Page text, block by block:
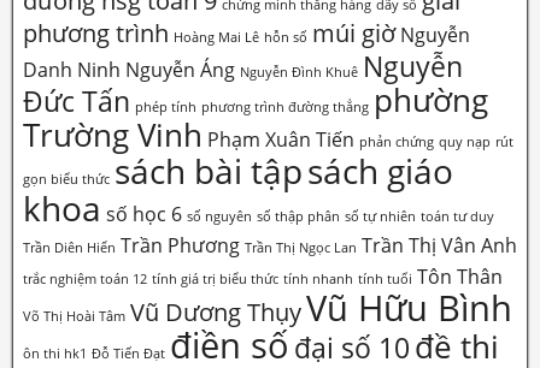
chứng minh thẳng hàng dãy số
phương trình Hoàng Mai Lê hỗn số múi giờ Nguyễn
Danh Ninh Nguyễn Áng Nguyễn Đình Khuê Nguyễn
Đức Tấn phép tính phương trình đường thẳng phường
Trường Vinh Phạm Xuân Tiến phản chứng quy nạp rút
gọn biểu thức sách bài tậpsách giáo
khoa số học 6 số nguyên số thập phân số tự nhiên toán tư duy
Trần Diên Hiển Trần Phương Trần Thị Ngọc Lan Trần Thị Vân Anh
trắc nghiệm toán 12 tính giá trị biểu thức tính nhanh tính tuổi Tôn Thân
Võ Thị Hoài Tâm Vũ Dương ThụyVũ Hữu Bình
ôn thi hk1 Đỗ Tiến Đạt điền số đại số 10đề thi